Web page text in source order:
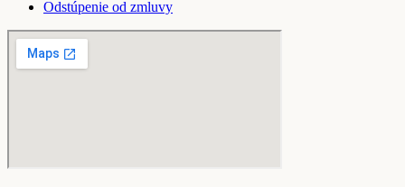
Odstúpenie od zmluvy